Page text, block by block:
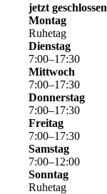
jetzt geschlossen
Montag
Ruhetag
Dienstag
7:00–17:30
Mittwoch
7:00–17:30
Donnerstag
7:00–17:30
Freitag
7:00–17:30
Samstag
7:00–12:00
Sonntag
Ruhetag